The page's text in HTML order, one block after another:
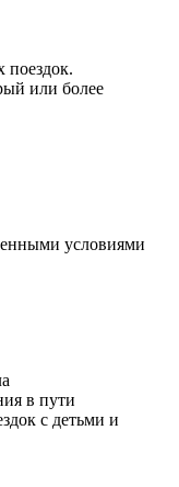
поездок.
или более
условиями
в пути
с детьми и